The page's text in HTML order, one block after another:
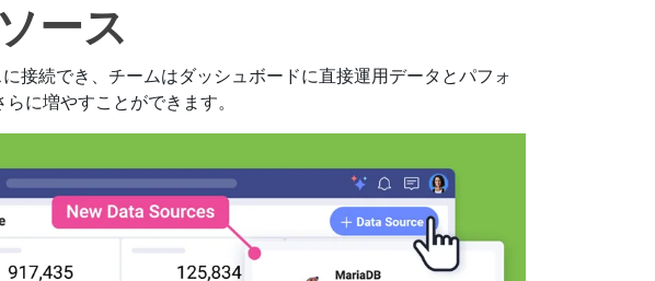
ース
接続でき、チームはダッシュボードに直接運用データとパフォ
に増やすことができます。